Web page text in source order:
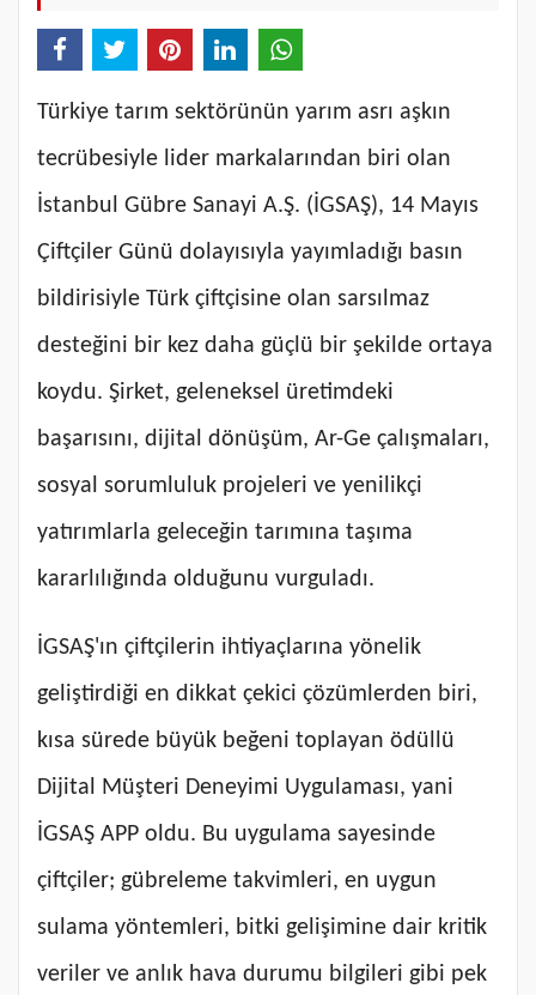
Türkiye tarım sektörünün yarım asrı aşkın
tecrübesiyle lider markalarından biri olan
İstanbul Gübre Sanayi A.Ş. (İGSAŞ), 14 Mayıs
Çiftçiler Günü dolayısıyla yayımladığı basın
bildirisiyle Türk çiftçisine olan sarsılmaz
desteğini bir kez daha güçlü bir şekilde ortaya
koydu. Şirket, geleneksel üretimdeki
başarısını, dijital dönüşüm, Ar-Ge çalışmaları,
sosyal sorumluluk projeleri ve yenilikçi
yatırımlarla geleceğin tarımına taşıma
kararlılığında olduğunu vurguladı.
İGSAŞ'ın çiftçilerin ihtiyaçlarına yönelik
geliştirdiği en dikkat çekici çözümlerden biri,
kısa sürede büyük beğeni toplayan ödüllü
Dijital Müşteri Deneyimi Uygulaması, yani
İGSAŞ APP oldu. Bu uygulama sayesinde
çiftçiler; gübreleme takvimleri, en uygun
sulama yöntemleri, bitki gelişimine dair kritik
veriler ve anlık hava durumu bilgileri gibi pek